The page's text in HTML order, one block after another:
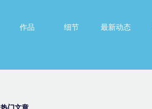
作品
细节
最新动态